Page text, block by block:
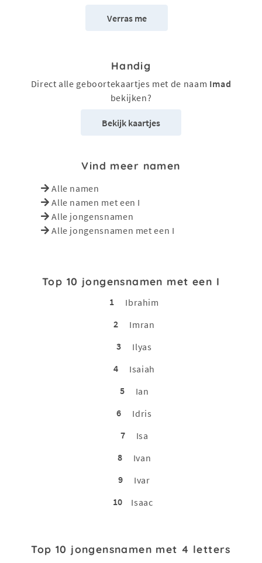
Verras me
Handig
Direct alle geboortekaartjes met de naam Imad
bekijken?
Bekijk kaartjes
Vind meer namen
Alle namen
Alle namen met een I
Alle jongensnamen
Alle jongensnamen met een I
Top 10 jongensnamen met een I
1
Ibrahim
2
Imran
3
Ilyas
4
Isaiah
5
Ian
6
Idris
7
Isa
8
Ivan
9
Ivar
10
Isaac
Top 10 jongensnamen met 4 letters